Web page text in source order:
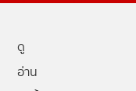
ดู
อ่าน